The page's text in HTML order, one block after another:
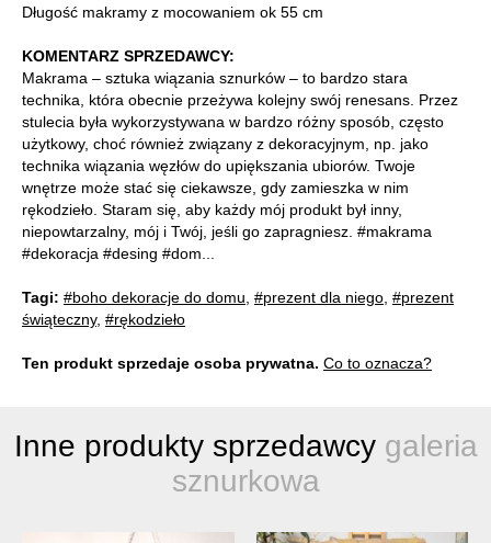
Długość makramy z mocowaniem ok 55 cm
KOMENTARZ SPRZEDAWCY:
Makrama – sztuka wiązania sznurków – to bardzo stara
technika, która obecnie przeżywa kolejny swój renesans. Przez
stulecia była wykorzystywana w bardzo różny sposób, często
użytkowy, choć również związany z dekoracyjnym, np. jako
technika wiązania węzłów do upiększania ubiorów. Twoje
wnętrze może stać się ciekawsze, gdy zamieszka w nim
rękodzieło. Staram się, aby każdy mój produkt był inny,
niepowtarzalny, mój i Twój, jeśli go zapragniesz. #makrama
#dekoracja #desing #dom...
Tagi: #boho dekoracje do domu #prezent dla niego #prezent
świąteczny, #rękodzieło
Ten produkt sprzedaje osoba prywatna. Co to oznacza?
Inne produkty sprzedawcy galeria
sznurkowa